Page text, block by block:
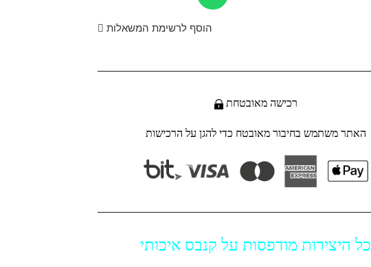
הוסף לרשימת המשאלות
רכישה מאובטחת
האתר משתמש בחיבור מאובטח כדי להגן על הרכישות
כל היצירות מודפסות על קנבס איכותי